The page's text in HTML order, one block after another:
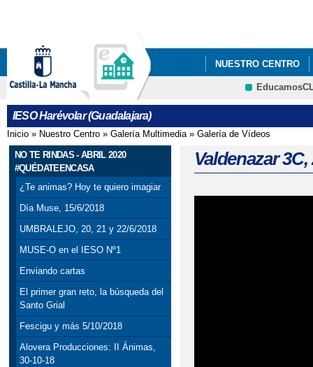
NUESTRO CENTRO
ANUNCIOS Y
IESO Harévolar (Guadalajara)
Se encuentra usted aquí
Inicio » Nuestro Centro » Galería Multimedia» Galería de Vídeos
NO TE RINDAS - ABRIL 2020
#QUÉDATEENCASA
¿Te animas? Hoy te quiero imagiar
Día Muse, 15/6/2018
UMBRALEJO, 20, 21 y 22/6/2018
MUSE-O en el IESO Nº1
Enviando cartas
El primer gran reto, la búsqueda del
Santo Grial
Fescigu y más 5/10/2018
Alovera Producciones: II Ánimas,
30-10-18
Valdenazar 3C,